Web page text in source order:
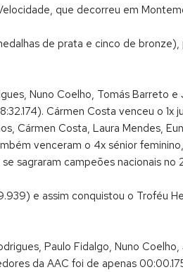
que decorreu em
de prata e cinco de
Nuno Coelho, Tomás Barreto
Cármen Costa venceu o 1x
Cármen Costa, Laura Mendes,
venceram o 4x sénior
sagraram campeões nacionais no
e assim conquistou o Troféu
Paulo Fidalgo, Nuno
da AAC foi de apenas